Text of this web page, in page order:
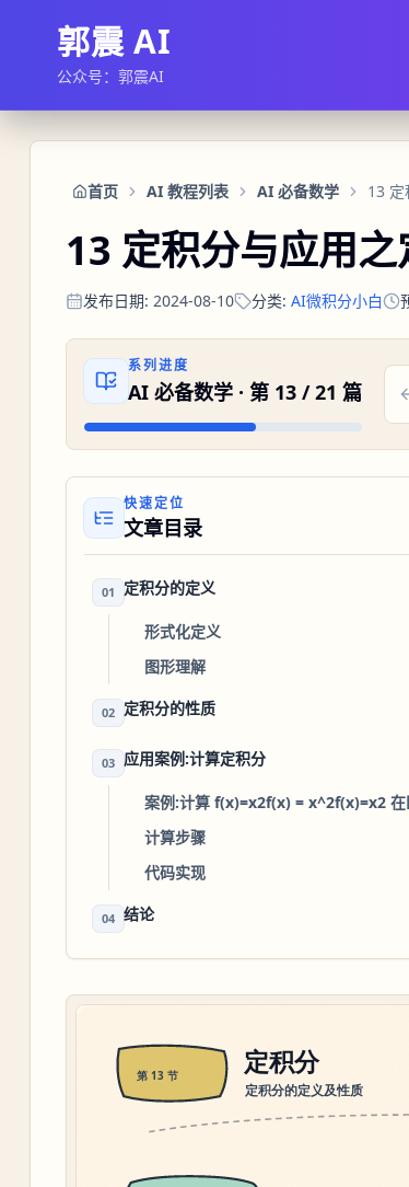
郭震 AI
公众号：郭震AI
首页 AI 教程列表 AI 必备数学 13
13 定积分与应用
发布日期: 2024-08-10 分类: AI微积分小白
系列进度
AI 必备数学· 第 13/21 篇
快速定位
文章目录
01 定积分的定义
形式化定义
图形理解
02 定积分的性质
03 应用案例:计算定积分
案例:计算 f(x)=x2f(x) = x^2f(x)=x2
计算步骤
代码实现
04 结论